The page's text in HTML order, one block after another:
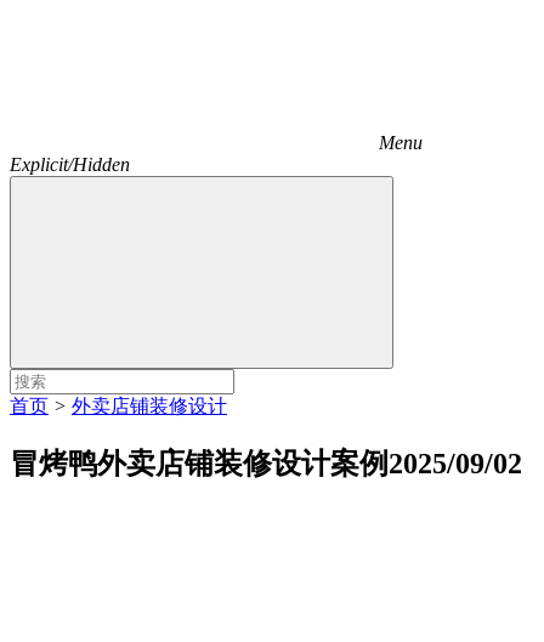
Menu
Explicit/Hidden
首页 > 外卖店铺装修设计
冒烤鸭外卖店铺装修设计案例2025/09/02